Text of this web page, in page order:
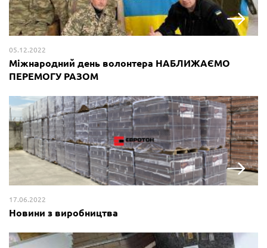
05.12.2022
Міжнародний день волонтера НАБЛИЖАЄМО
ПЕРЕМОГУ РАЗОМ
17.06.2022
Новини з виробництва